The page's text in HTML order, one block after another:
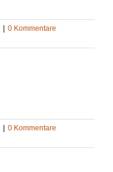
0 Kommentare
0 Kommentare